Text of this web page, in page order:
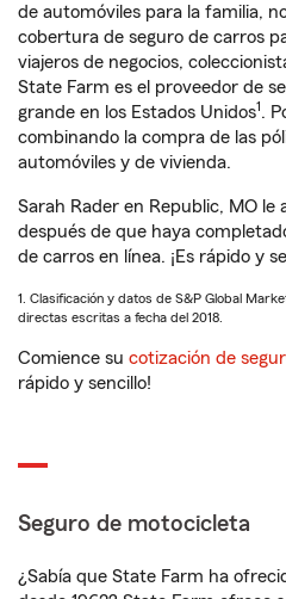
de automóviles para la familia,
cobertura de seguro de carros
viajeros de negocios,
State Farm es el proveedor de
grande en los Estados Unidos1.
combinando la compra de las
automóviles y de vivienda.
Sarah Rader en Republic, MO le
después de que haya
de carros en línea. ¡Es rápido y
1. Clasificación y datos de S&P Global
directas escritas a fecha del 2018.
Comience su cotización de
rápido y sencillo!
Seguro de motocicleta
¿Sabía que State Farm ha